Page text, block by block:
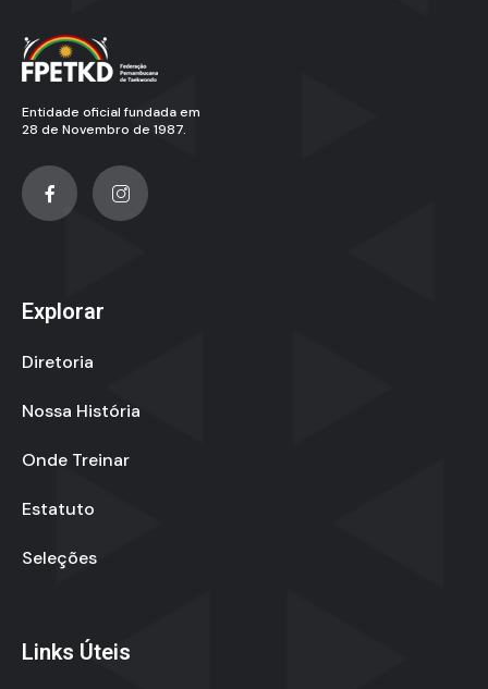
Entidade oficial fundada em
28 de Novembro de 1987.
Explorar
Diretoria
Nossa História
Onde Treinar
Estatuto
Seleções
Links Úteis